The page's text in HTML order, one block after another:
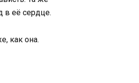
в её сердце.
как она.